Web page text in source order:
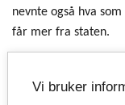
nevnte også hva
får mer fra staten.
Vi bruker